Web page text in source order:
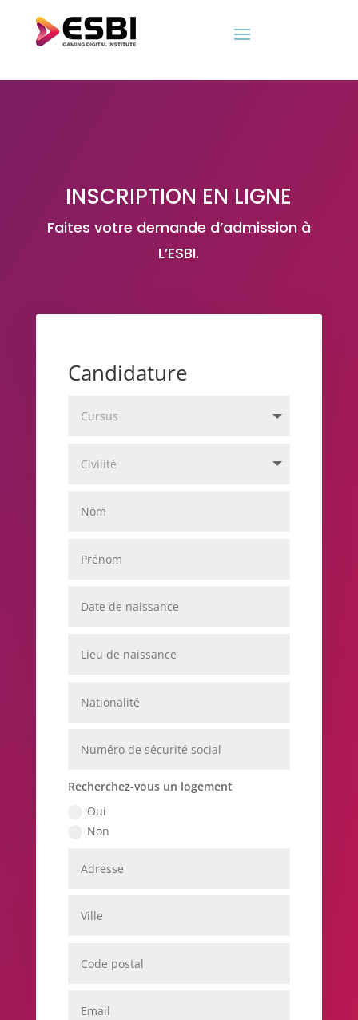
INSCRIPTION EN LIGNE
Faites votre demande d’admission à
L’ESBI.
Candidature
Recherchez-vous un logement
Oui
Non